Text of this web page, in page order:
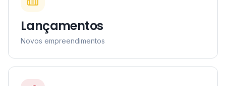
Lançamentos
Novos empreendimentos